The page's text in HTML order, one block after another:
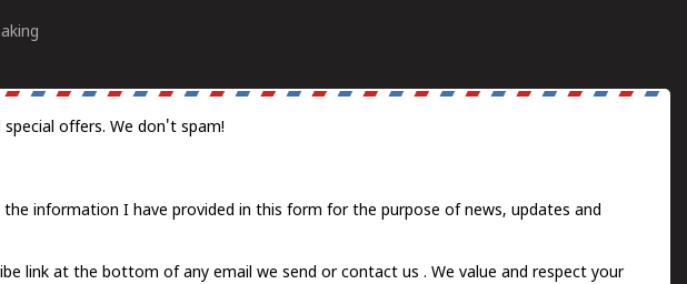
offers. We don't spam!
information I have provided in this form for the purpose of news, updates and
link at the bottom of any email we send orcontact us . We value and respect your